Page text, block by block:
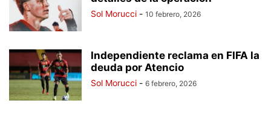
Sol Morucci - 10 febrero, 2026
Independiente reclama en FIFA la
deuda por Atencio
Sol Morucci - 6 febrero, 2026